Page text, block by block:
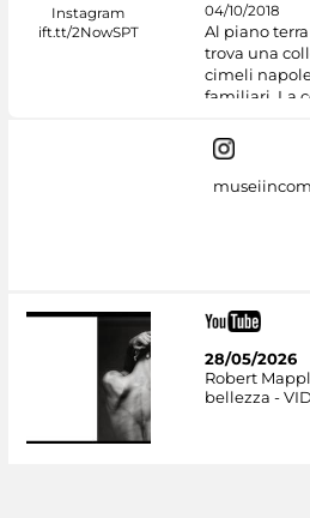
04/10/2018
Al piano
trova una
cimeli
familiari. La
28/05/2026
Robert
bellezza -